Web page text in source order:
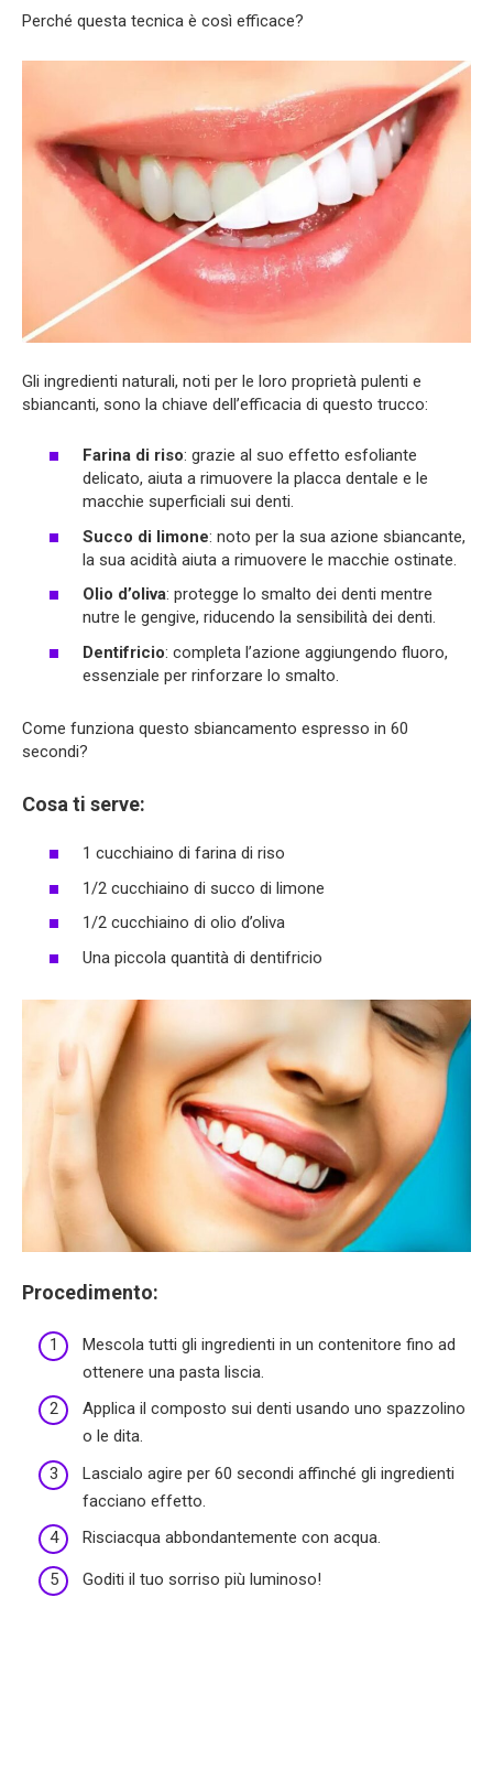
Perché questa tecnica è così efficace?
Gli ingredienti naturali, noti per le loro proprietà pulenti e
sbiancanti, sono la chiave dell’efficacia di questo trucco:
Farina di riso: grazie al suo effetto esfoliante
delicato, aiuta a rimuovere la placca dentale e le
macchie superficiali sui denti.
Succo di limone: noto per la sua azione sbiancante,
la sua acidità aiuta a rimuovere le macchie ostinate.
Olio d’oliva: protegge lo smalto dei denti mentre
nutre le gengive, riducendo la sensibilità dei denti.
Dentifricio: completa l’azione aggiungendo fluoro,
essenziale per rinforzare lo smalto.
Come funziona questo sbiancamento espresso in 60
secondi?
Cosa ti serve:
1 cucchiaino di farina di riso
1/2 cucchiaino di succo di limone
1/2 cucchiaino di olio d’oliva
Una piccola quantità di dentifricio
Procedimento:
Mescola tutti gli ingredienti in un contenitore fino ad
ottenere una pasta liscia.
Applica il composto sui denti usando uno spazzolino
o le dita.
Lascialo agire per 60 secondi affinché gli ingredienti
facciano effetto.
Risciacqua abbondantemente con acqua.
Goditi il tuo sorriso più luminoso!